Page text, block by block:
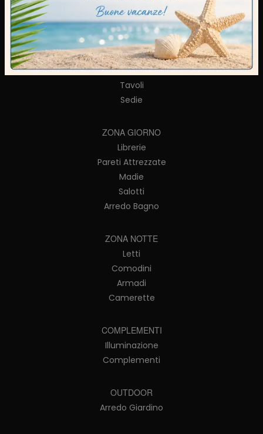
Contatti
CUCINE
Cucine Moderne
Cucine Classiche
Tavoli
Sedie
ZONA GIORNO
Librerie
Pareti Attrezzate
Madie
Salotti
Arredo Bagno
ZONA NOTTE
Letti
Comodini
Armadi
Camerette
COMPLEMENTI
Illuminazione
Complementi
OUTDOOR
Arredo Giardino